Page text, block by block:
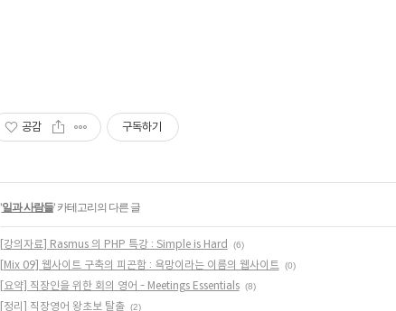
공감 구독하기
'일과 사람들' 카테고리의 다른 글
[강의자료] Rasmus 의 PHP 특강 : Simple is Hard (6)
[Mix 09] 웹사이트 구축의 피곤함 : 욕망이라는 이름의 웹사이트 (0)
[요약] 직장인을 위한 회의 영어 - Meetings Essentials (8)
[정리] 직장영어 왕초보 탈출 (2)